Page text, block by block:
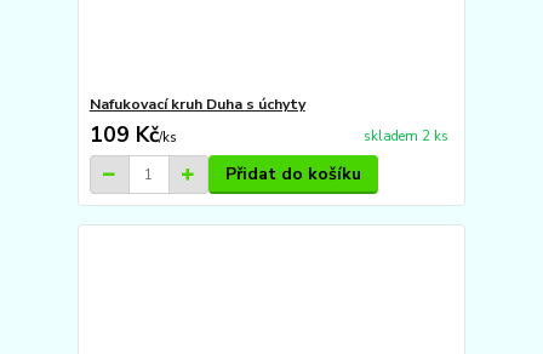
Nafukovací kruh Duha s úchyty
109 Kč/ks skladem 2 ks
Přidat do košíku